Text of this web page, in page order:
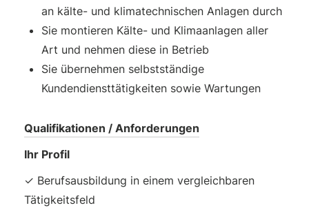
an kälte- und klimatechnischen Anlagen durch
Sie montieren Kälte- und Klimaanlagen aller
Art und nehmen diese in Betrieb
Sie übernehmen selbstständige
Kundendiensttätigkeiten sowie Wartungen
Qualifikationen / Anforderungen
Ihr Profil
✓ Berufsausbildung in einem vergleichbaren
Tätigkeitsfeld